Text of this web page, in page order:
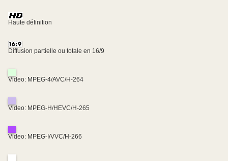
Haute définition
Diffusion partielle ou totale en 16/9
Video: MPEG-4/AVC/H-264
Video: MPEG-H/HEVC/H-265
Video: MPEG-I/VVC/H-266